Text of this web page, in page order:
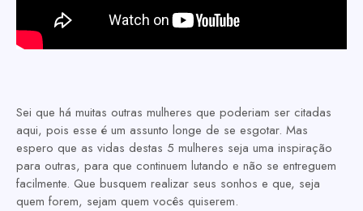
Sei que há muitas outras mulheres que poderiam ser citadas
aqui, pois esse é um assunto longe de se esgotar. Mas
espero que as vidas destas 5 mulheres seja uma inspiração
para outras, para que continuem lutando e não se entreguem
facilmente. Que busquem realizar seus sonhos e que, seja
quem forem, sejam quem vocês quiserem.